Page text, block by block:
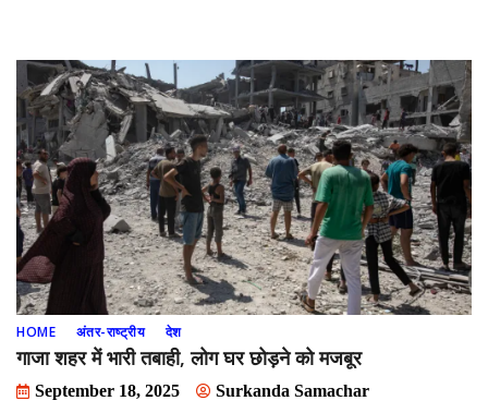
HOME अंतर-राष्ट्रीय देश
गाजा शहर में भारी तबाही, लोग घर छोड़ने को मजबूर
September 18, 2025 Surkanda Samachar